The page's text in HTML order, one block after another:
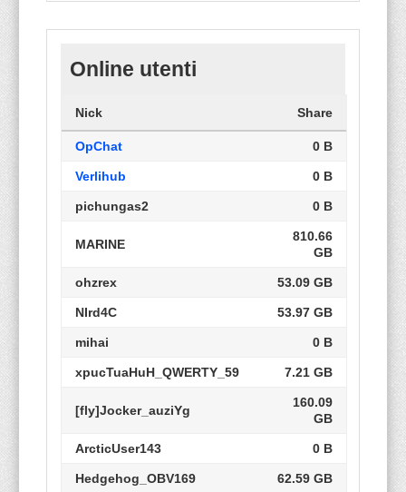
Online utenti
Nick Share
OpChat 0 B
Verlihub 0 B
pichungas2 0 B
MARINE
810.66
GB
ohzrex 53.09 GB
NIrd4C 53.97 GB
mihai 0 B
xpucTuaHuH_QWERTY_59 7.21 GB
[fly]Jocker_auziYg
160.09
GB
ArcticUser143 0 B
Hedgehog_OBV169 62.59 GB